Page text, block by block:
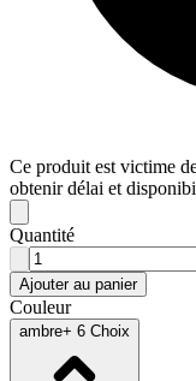
Ce produit est victime
obtenir délai et
Quantité
Ajouter au panier
Couleur
ambre+ 6 Choix